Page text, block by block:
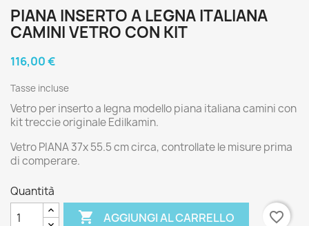
PIANA INSERTO A LEGNA ITALIANA
CAMINI VETRO CON KIT
116,00 €
Tasse incluse
Vetro per inserto a legna modello piana italiana camini con
kit treccie originale Edilkamin.
Vetro PIANA 37x 55.5 cm circa, controllate le misure prima
di comperare.
Quantità
 AGGIUNGI AL CARRELLO
favorite_border